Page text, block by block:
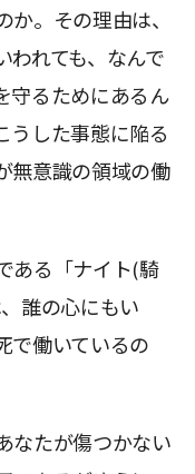
。その理由は、
われても、なんで
守るためにあるん
うした事態に陥る
無意識の領域の働
ある「ナイト(騎
誰の心にもい
で働いているの
なたが傷つかない